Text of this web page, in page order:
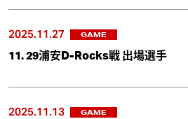
2025.11.27 GAME
11. 29浦安D-Rocks戦 出場選手
2025.11.13 GAME